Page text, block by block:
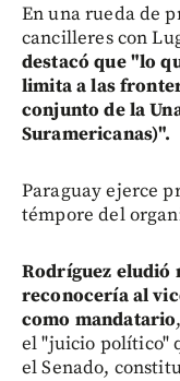
En una rueda de
cancilleres con
destacó que "lo
limita a las
conjunto de la
Suramericanas)".
Paraguay ejerce
témpore del
Rodríguez eludió
reconocería al
como mandatario
el "juicio político"
el Senado,